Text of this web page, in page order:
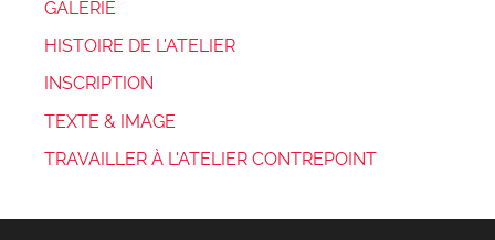
GALERIE
HISTOIRE DE L'ATELIER
INSCRIPTION
TEXTE & IMAGE
TRAVAILLER À L'ATELIER CONTREPOINT